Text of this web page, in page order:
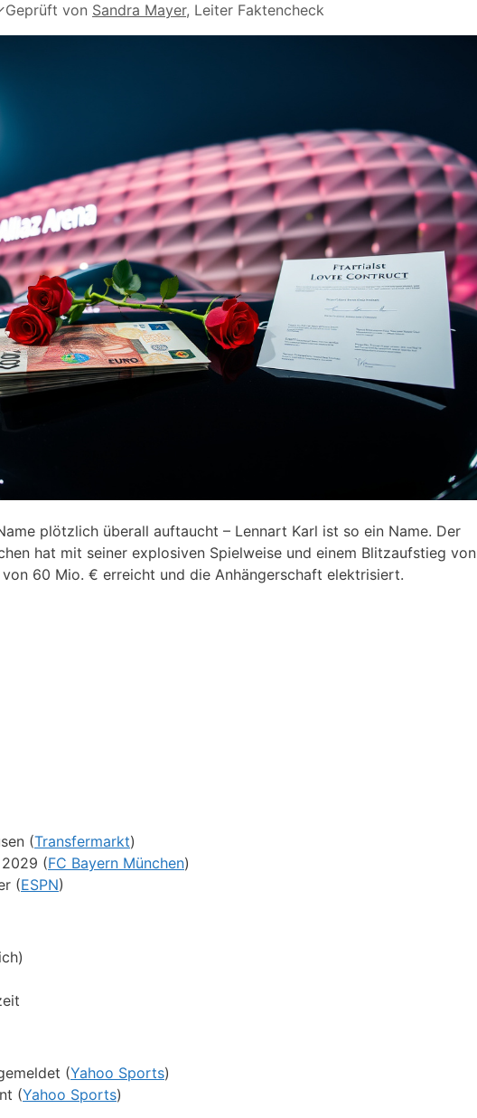
Geprüft von Sandra Mayer, Leiter Faktencheck
plötzlich überall auftaucht – Lennart Karl ist so ein Name. Der
hat mit seiner explosiven Spielweise und einem Blitzaufstieg von
60 Mio. € erreicht und die Anhängerschaft elektrisiert.
(Transfermarkt)
(FC Bayern München)
(ESPN)
(Yahoo Sports)
(Yahoo Sports)